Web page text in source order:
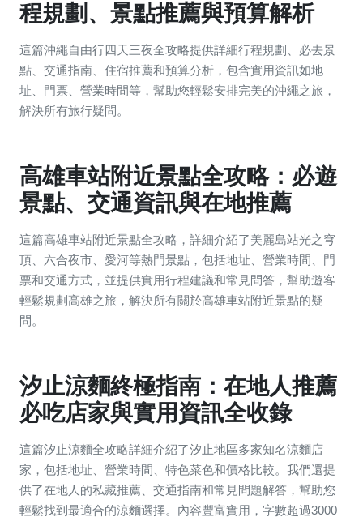
程規劃、景點推薦與預算解析
這篇沖繩自由行四天三夜全攻略提供詳細行程規劃、必去景
點、交通指南、住宿推薦和預算分析，包含實用資訊如地
址、門票、營業時間等，幫助您輕鬆安排完美的沖繩之旅，
解決所有旅行疑問。
高雄車站附近景點全攻略：必遊
景點、交通資訊與在地推薦
這篇高雄車站附近景點全攻略，詳細介紹了美麗島站光之穹
頂、六合夜市、愛河等熱門景點，包括地址、營業時間、門
票和交通方式，並提供實用行程建議和常見問答，幫助遊客
輕鬆規劃高雄之旅，解決所有關於高雄車站附近景點的疑
問。
汐止涼麵終極指南：在地人推薦
必吃店家與實用資訊全收錄
這篇汐止涼麵全攻略詳細介紹了汐止地區多家知名涼麵店
家，包括地址、營業時間、特色菜色和價格比較。我們還提
供了在地人的私藏推薦、交通指南和常見問題解答，幫助您
輕鬆找到最適合的涼麵選擇。內容豐富實用，字數超過3000